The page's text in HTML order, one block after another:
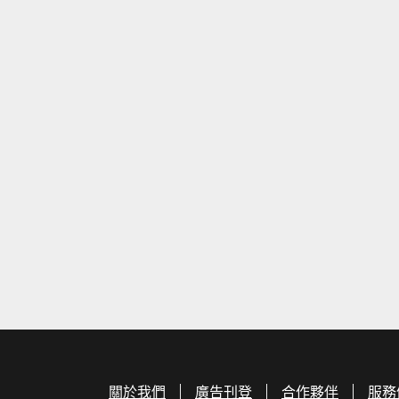
關於我們 廣告刊登 合作夥伴 服